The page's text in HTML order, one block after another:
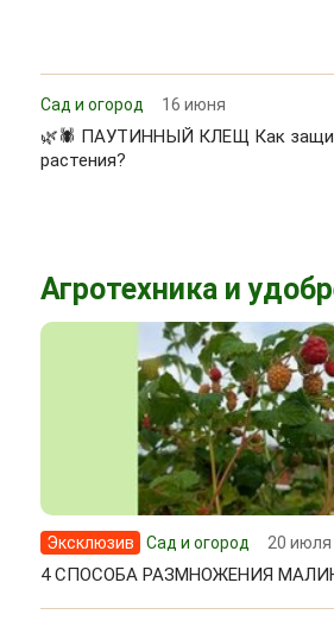
Сад и огород 16 июня
🌿🕷 ПАУТИННЫЙ КЛЕЩ Как
растения?
Агротехника и
Эксклюзив Сад и огород 20 июля
4 СПОСОБА РАЗМНОЖЕНИЯ